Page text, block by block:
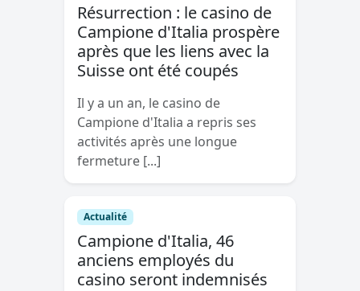
Résurrection : le casino de
Campione d'Italia prospère
après que les liens avec la
Suisse ont été coupés
Il y a un an, le casino de
Campione d'Italia a repris ses
activités après une longue
fermeture [...]
Actualité
Campione d'Italia, 46
anciens employés du
casino seront indemnisés